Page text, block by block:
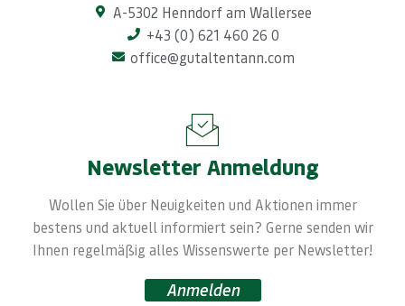
A-5302 Henndorf am Wallersee
+43 (0) 621 460 26 0
office@gutaltentann.com
Newsletter Anmeldung
Wollen Sie über Neuigkeiten und Aktionen immer
bestens und aktuell informiert sein? Gerne senden wir
Ihnen regelmäßig alles Wissenswerte per Newsletter!
Anmelden